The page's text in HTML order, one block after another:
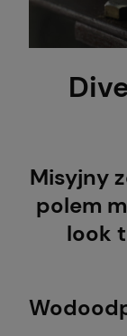
Misyjny
polem
look